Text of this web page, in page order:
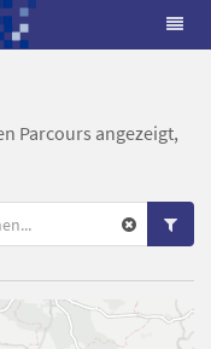
Parcours angezeigt,